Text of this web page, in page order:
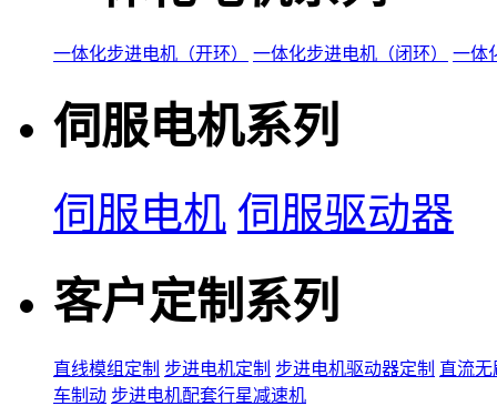
一体化步进电机（开环） 一体化步进电机（闭环） 一体
伺服电机系列
伺服电机 伺服驱动器
客户定制系列
直线模组定制 步进电机定制 步进电机驱动器定制 直流
车制动 步进电机配套行星减速机